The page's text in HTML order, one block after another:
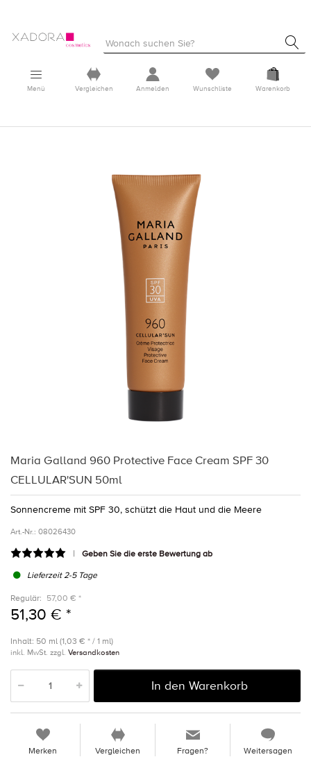
Menü Vergleichen Anmelden Wunschliste Warenkorb
Maria Galland 960 Protective Face Cream SPF 30
CELLULAR'SUN 50ml
Sonnencreme mit SPF 30, schützt die Haut und die Meere
Art.-Nr.: 08026430
Geben Sie die erste Bewertung ab
Lieferzeit 2-5 Tage
Regulär: 57,00 € *
51,30 € *
Inhalt: 50 ml (1,03 € * / 1 ml)
inkl. MwSt. zzgl. Versandkosten
In den Warenkorb
Merken Vergleichen Fragen? Weitersagen